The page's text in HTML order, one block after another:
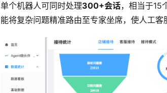
单个机器人可同时处理300+会话，相当于15
能将复杂问题精准路由至专家坐席，使人工客